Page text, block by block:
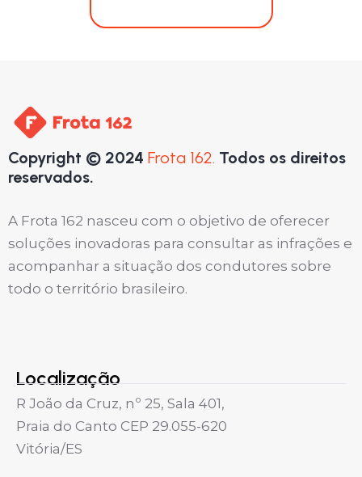
Copyright © 2024 Frota 162. Todos os direitos
reservados.
A Frota 162 nasceu com o objetivo de oferecer
soluções inovadoras para consultar as infrações e
acompanhar a situação dos condutores sobre
todo o território brasileiro.
Localização
R João da Cruz, nº 25, Sala 401,
Praia do Canto CEP 29.055-620
Vitória/ES